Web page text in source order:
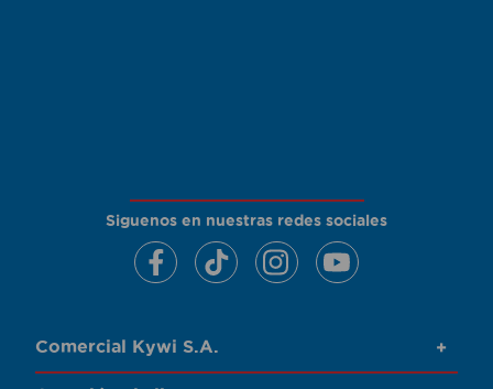
Siguenos en nuestras redes sociales
Comercial Kywi S.A. +